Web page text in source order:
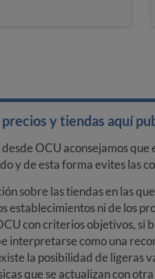
y tiendas aquí
OCU aconsejamos
y de esta forma evites las
sobre las tiendas en las
establecimientos ni de los
con criterios objetivos, si
interpretarse como una
la posibilidad de ligeras
que se actualizan con